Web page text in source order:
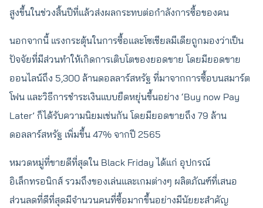
สูงขึ้นในช่วงสิ้นปีที่แล้วส่งผลกระทบต่อกำลังการซื้อของคน
นอกจากนี้ แรงกระตุ้นในการซื้อและโซเชียลมีเดียถูกมองว่าเป็น
ปัจจัยที่มีส่วนทำให้เกิดการเติบโตของยอดขาย โดยมียอดขาย
ออนไลน์ถึง 5,300 ล้านดอลลาร์สหรัฐ ที่มาจากการซื้อบนสมาร์ต
โฟน และวิธีการชำระเงินแบบยืดหยุ่นขึ้นอย่าง ‘Buy now Pay
Later’ ก็ได้รับความนิยมเช่นกัน โดยมียอดขายถึง 79 ล้าน
ดอลลาร์สหรัฐ เพิ่มขึ้น 47% จากปี 2565
หมวดหมู่ที่ขายดีที่สุดใน Black Friday ได้แก่ อุปกรณ์
อิเล็กทรอนิกส์ รวมถึงของเล่นและเกมต่างๆ ผลิตภัณฑ์ที่เสนอ
ส่วนลดที่ดีที่สุดมีจำนวนคนที่ซื้อมากขึ้นอย่างมีนัยยะสำคัญ